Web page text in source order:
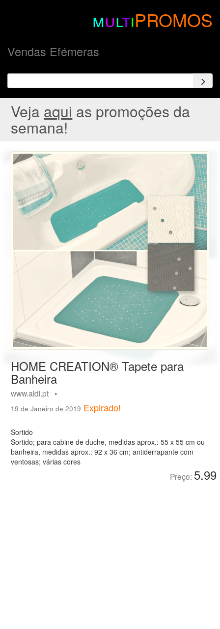
multiPROMOS
Vendas Efémeras
Veja aqui as promoções da
semana!
HOME CREATION® Tapete para
Banheira
www.aldi.pt •
19 de Janeiro de 2019 Expirado!
Sortido
Sortido; para cabine de duche, medidas aprox.: 55 x 55 cm ou
banheira, medidas aprox.: 92 x 36 cm; antiderrapante com
ventosas; várias cores
Preço: 5.99